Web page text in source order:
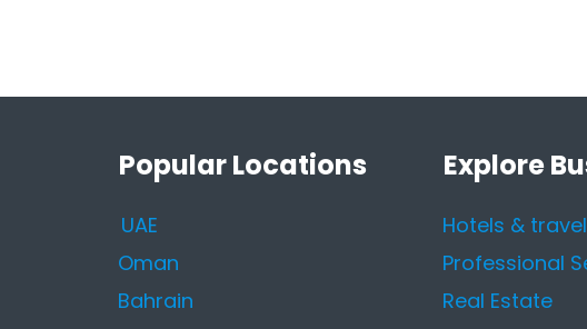
Popular Locations
UAE
Oman
Bahrain
Explore
Hotels &
Professional
Real Estate